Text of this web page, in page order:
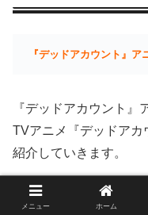
『デッドアカウント』
『デッドアカウント』
TVアニメ『デッドアカ
紹介していきます。
メニュー ホーム